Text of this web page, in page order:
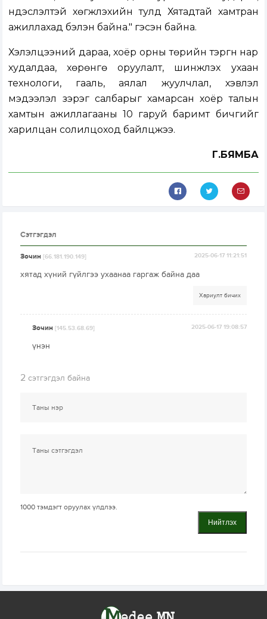
үндэслэлтэй хөгжүүлэхийн тулд Хятадтай хамтран
ажиллахад бэлэн байна." гэсэн байна.
Хэлэлцээний дараа, хоёр орны төрийн тэргүүн нар
худалдаа, хөрөнгө оруулалт, шинжлэх ухаан
технологи, гааль, аялал жуулчлал, хэвлэл
мэдээлэл зэрэг салбарыг хамарсан хоёр талын
хамтын ажиллагааны 10 гаруй баримт бичгийг
харилцан солилцоход байлцжээ.
Г.БЯМБА
Сэтгэгдэл
Зочин[66.181.190.149] 2025-06-17 11:21:51
хятад хүний гүйлгээ ухаанаа гаргаж байна даа
Хариулт бичих
Зочин[145.53.68.69] 2025-06-17 19:08:57
үнэн
2 сэтгэгдэл байна
1000 тэмдэгт оруулах үлдлээ.
Нийтлэх